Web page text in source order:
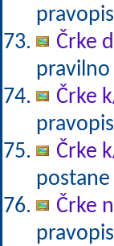
Črke
Črke
Črke
Črke